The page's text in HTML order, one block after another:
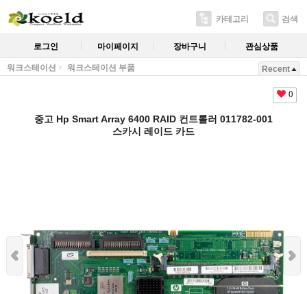
카테고리 검색
로그인 마이페이지 장바구니 관심상품
워크스테이션 워크스테이션 부품 Recent
0
중고 Hp Smart Array 6400 RAID 컨트롤러 011782-001
스카시 레이드 카드